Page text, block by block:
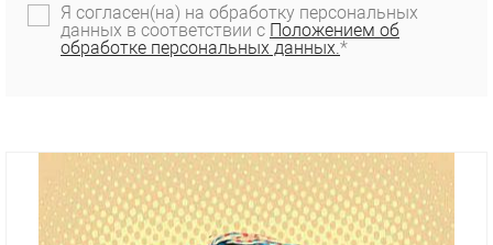
Я согласен(на) на обработку персональных
данных в соответствии с Положением об
обработке персональных данных. *